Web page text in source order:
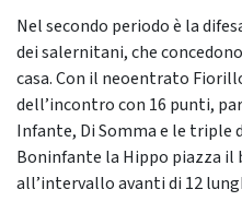
Nel secondo periodo è la
dei salernitani, che
casa. Con il neoentrato
dell’incontro con 16 punti,
Infante, Di Somma e le triple
Boninfante la Hippo piazza il
all’intervallo avanti di 12